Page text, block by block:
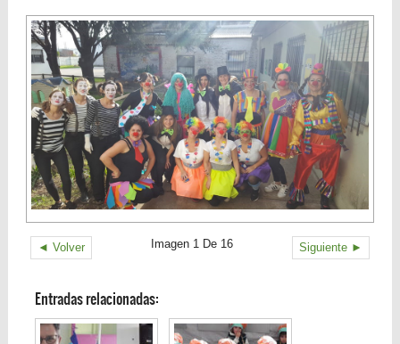
◄ Volver Siguiente ►
Imagen 1 De 16
Entradas relacionadas: